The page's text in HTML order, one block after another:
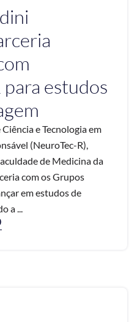
estudos
e Tecnologia em
(NeuroTec-R),
de Medicina da
com os Grupos
em estudos de
a ...